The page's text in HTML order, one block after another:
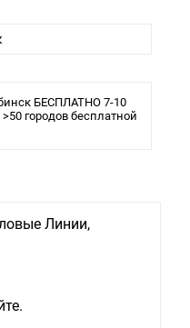
светильник
БЕСПЛАТНО 7-10
городов бесплатной
Линии,